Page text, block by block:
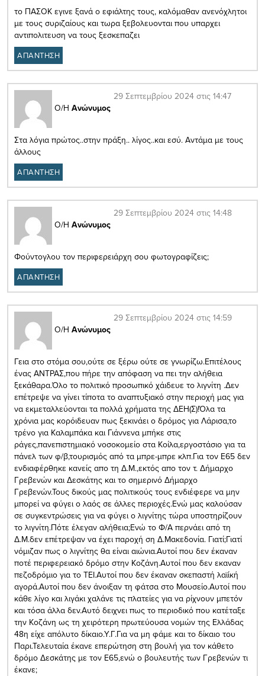
το ΠΑΣΟΚ εγινε ξανά ο εφιάλτης τους, καλόμαθαν ανενόχλητοι
με τους συριζαίους και τωρα ξεβολευονται που υπαρχει
αντιπολιτευση να τους ξεσκεπαζει
ΑΠΑΝΤΗΣΗ
Ο/Η Ανώνυμος
29 Σεπτεμβρίου 2024 στις 14:47
Στα λόγια πρώτος..στην πράξη.. λίγος..και εσύ. Αντάμα με τους
άλλους
ΑΠΑΝΤΗΣΗ
Ο/Η Ανώνυμος
29 Σεπτεμβρίου 2024 στις 14:48
Φούντογλου τον περιφερειάρχη σου φωτογραφίζεις;
ΑΠΑΝΤΗΣΗ
Ο/Η Ανώνυμος
29 Σεπτεμβρίου 2024 στις 14:59
Γεια στο στόμα σου,ούτε σε ξέρω ούτε σε γνωρίζω.Επιτέλους
ένας ΑΝΤΡΑΣ,που πήρε την απόφαση να πει την αλήθεια
ξεκάθαρα.Όλο το πολιτικό προσωπικό χάιδευε το λιγνίτη .Δεν
επέτρεψε να γίνει τίποτα το αναπτυξιακό στην περιοχή μας για
να εκμεταλλεύονται τα πολλά χρήματα της ΔΕΗ(Σ)!Όλα τα
χρόνια μας κορόιδευαν πως ξεκινάει ο δρόμος για Λάρισα,το
τρένο για Καλαμπάκα και Γιάννενα μπήκε στις
ράγες,πανεπιστημιακό νοσοκομείο στα Κοίλα,εργοστάσιο για τα
πάνελ των φ/β,τουρισμός από τα μπρε-μπρε κλπ.Για τον Ε65 δεν
ενδιαφέρθηκε κανείς απο τη Δ.Μ.,εκτός απο τον τ. Δήμαρχο
Γρεβενών και Δεσκάτης και το σημερινό Δήμαρχο
Γρεβενών.Τους δικούς μας πολιτικούς τους ενδιέφερε να μην
μπορεί να φύγει ο λαός σε άλλες περιοχές.Ενώ μας καλούσαν
σε συγκεντρώσεις για να φύγει ο λιγνίτης τώρα υποστηρίζουν
το λιγνίτη.Πότε έλεγαν αλήθεια;Ενώ το Φ/Α περνάει από τη
Δ.Μ.δεν επέτρεψαν να έχει παροχή ση Δ.Μακεδονία. Γιατί;Γιατί
νόμιζαν πως ο λιγνίτης θα είναι αιώνια.Αυτοί που δεν έκαναν
ποτέ περιφερειακό δρόμο στην Κοζάνη.Αυτοί που δεν εκαναν
πεζοδρόμιο για το ΤΕΙ.Αυτοί που δεν έκαναν σκεπαστή λαϊίκή
αγορά.Αυτοί που δεν άνοιξαν τη φάτσα στο Μουσείο.Αυτοί που
κάθε λίγο και λιγάκι χαλάνε τις πλατείες για να ρίχνουν μπετόν
και τόσα άλλα δεν.Αυτό δειχνει πως το περιοδικό που κατέταξε
την Κοζάνη ως τη χειρότερη πρωτεύουσα νομών της Ελλάδας
48η είχε απόλυτο δίκαιο.Υ.Γ.Για να μη φάμε και το δίκαιο του
Παρι.Τελευταία έκανε επερώτηση στη βουλή για τον κάθετο
δρόμο Δεσκάτης με τον Ε65,ενώ ο βουλευτής των Γρεβενών τι
έκανε;